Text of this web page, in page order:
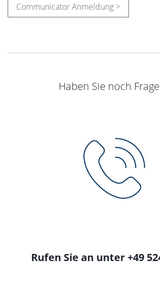
Communicator Anmeldung >
Haben Sie noch
Rufen Sie an unter +49